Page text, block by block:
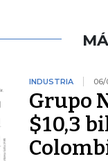
INDUSTRIA 06/
Grupo
$10,3